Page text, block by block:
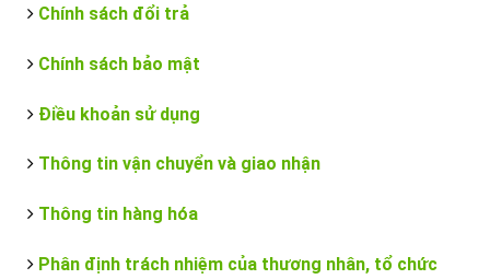
Chính sách đổi trả
Chính sách bảo mật
Điều khoản sử dụng
Thông tin vận chuyển và giao nhận
Thông tin hàng hóa
Phân định trách nhiệm của thương nhân, tổ chức